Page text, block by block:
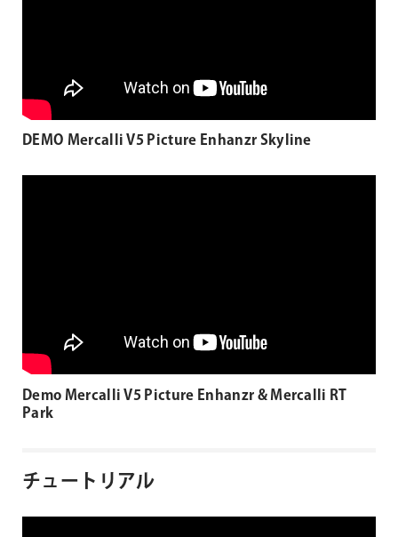
DEMO Mercalli V5 Picture Enhanzr Skyline
Demo Mercalli V5 Picture Enhanzr & Mercalli RT
Park
チュートリアル